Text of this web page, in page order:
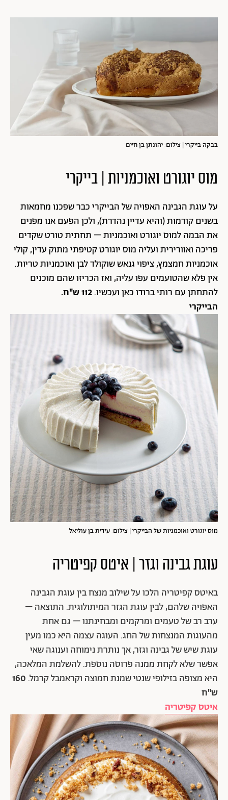
בבקה בייקרי | צילום: יהונתן בן חיים
מוס יוגורט ואוכמניות | בייקרי
על עוגת הגבינה האפויה של הבייקרי כבר שפכנו מחמאות
בשנים קודמות (והיא עדיין נהדרת), ולכן הפעם אנו מפנים
את הבמה למוס יוגורט ואוכמניות – תחתית טורט שקדים
פריכה ואוורירית ועליה מוס יוגורט קטיפתי מתוק עדין, קולי
אוכמניות חמצמץ, ציפוי גנאש שוקולד לבן ואוכמניות טריות.
אין פלא שהטועמים עפו עליה, ואז הכריזו שהם מוכנים
להתחתן עם רותי ברודו כאן ועכשיו.
הבייקרי
מוס יוגורט ואוכמניות של הבייקרי | צילום: עידית בן עוליאל
עוגת גבינה וגזר | איטס קפיטריה
באיטס קפיטריה הלכו על שילוב מנצח בין עוגת הגבינה
האפויה שלהם, לבין עוגת הגזר המיתולוגית. התוצאה –
ערב רב של טעמים ומרקמים ומבחינתנו – גם אחת
מהעוגות המנצחות של החג. העוגה עצמה היא כמו מעין
עוגת שיש של גבינה וגזר, אך נותרת נימוחה וענוגה שאי
אפשר שלא לקחת ממנה פרוסה נוספת. להשלמת המלאכה,
היא מצופה בזילופי שנטי שמנת חמוצה וקראמבל קרמל. 160
ש"ח
איטס קפיטריה